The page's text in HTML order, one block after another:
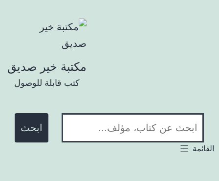
مكتبة خير صديق
كتب قابلة للوصول
ابحث في المكتبة: